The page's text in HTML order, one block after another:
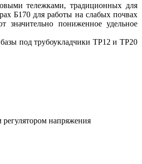
тележками, традиционных для
Б170 для работы на слабых почвах
пониженное удельное
под трубоукладчики ТР12 и ТР20
напряжения